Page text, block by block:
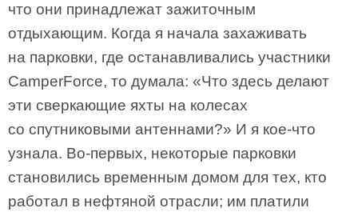
что они принадлежат зажиточным
отдыхающим. Когда я начала захаживать
на парковки, где останавливались участники
CamperForce, то думала: «Что здесь делают
эти сверкающие яхты на колесах
со спутниковыми антеннами?» И я кое-что
узнала. Во-первых, некоторые парковки
становились временным домом для тех, кто
работал в нефтяной отрасли; им платили